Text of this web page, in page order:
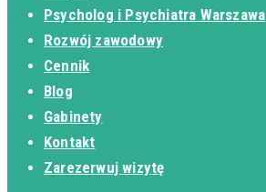
Psycholog i Psychiatra Warszawa
Rozwój zawodowy
Cennik
Blog
Gabinety
Kontakt
Zarezerwuj wizytę